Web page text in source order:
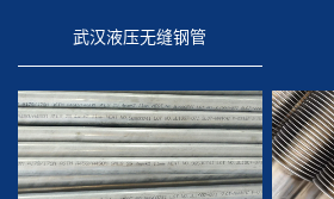
武汉液压无缝钢管